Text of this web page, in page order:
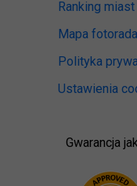
Ranking
Mapa
Polityka
Ustawienia
Gwarancja